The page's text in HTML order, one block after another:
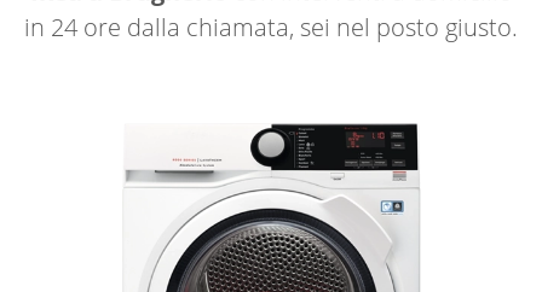
in 24 ore dalla chiamata, sei nel posto giusto.